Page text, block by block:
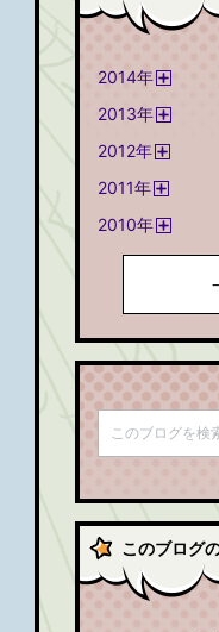
2014年
2013年
2012年
2011年
2010年
このブログ